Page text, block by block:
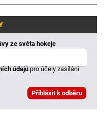
ze světa hokeje
údajůpro účely zasílání